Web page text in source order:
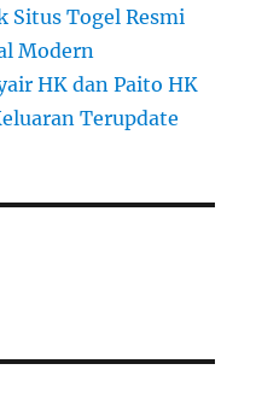
Situs Togel Resmi
Modern
HK dan Paito HK
Terupdate